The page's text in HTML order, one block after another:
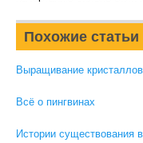
Похожие статьи
Выращивание
Всё о пингвинах
Истории существования